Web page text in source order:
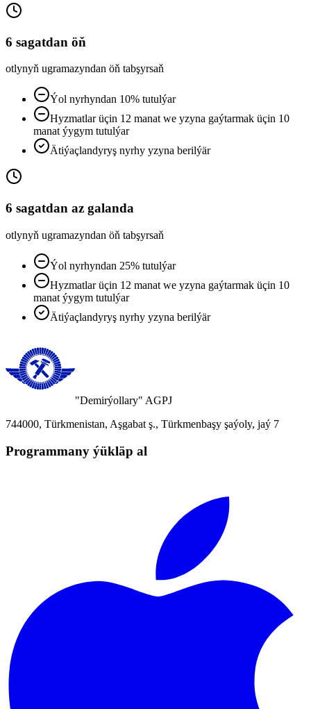
6 sagatdan öň
otlynyň ugramazyndan öň tabşyrsaň
Ýol nyrhyndan 10% tutulýar
Hyzmatlar üçin 12 manat we yzyna gaýtarmak üçin 10
manat ýygym tutulýar
Ätiýaçlandyryş nyrhy yzyna berilýär
6 sagatdan az galanda
otlynyň ugramazyndan öň tabşyrsaň
Ýol nyrhyndan 25% tutulýar
Hyzmatlar üçin 12 manat we yzyna gaýtarmak üçin 10
manat ýygym tutulýar
Ätiýaçlandyryş nyrhy yzyna berilýär
"Demirýollary" AGPJ
744000, Türkmenistan, Aşgabat ş., Türkmenbaşy şaýoly, jaý 7
Programmany ýükläp al